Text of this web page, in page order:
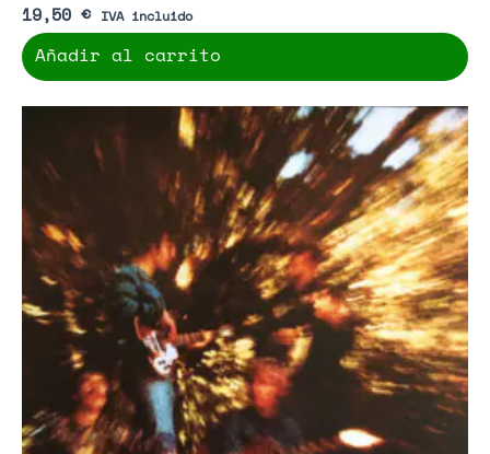
19,50 € IVA incluido
Añadir al carrito